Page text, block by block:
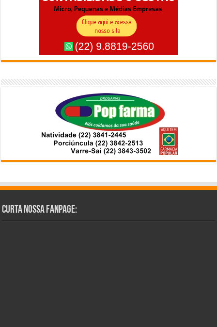
Curta Nossa Fanpage: